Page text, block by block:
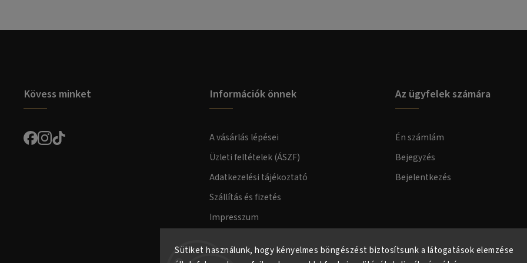
Sütiket használunk, hogy kényelmes böngészést biztosítsunk a látogatások elemzése
Kövess minket Információk önnek
A vásárlás lépései
Üzleti feltételek (ÁSZF)
Adatkezelési tájékoztató
Szállítás és fizetés
Impresszum
Az ügyfelek számára
Én számlám
Bejegyzés
Bejelentkezés